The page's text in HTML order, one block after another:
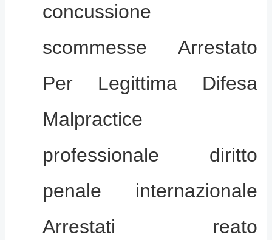
concussione
scommesse Arrestato
Per Legittima Difesa
Malpractice
professionale diritto
penale internazionale
Arrestati reato